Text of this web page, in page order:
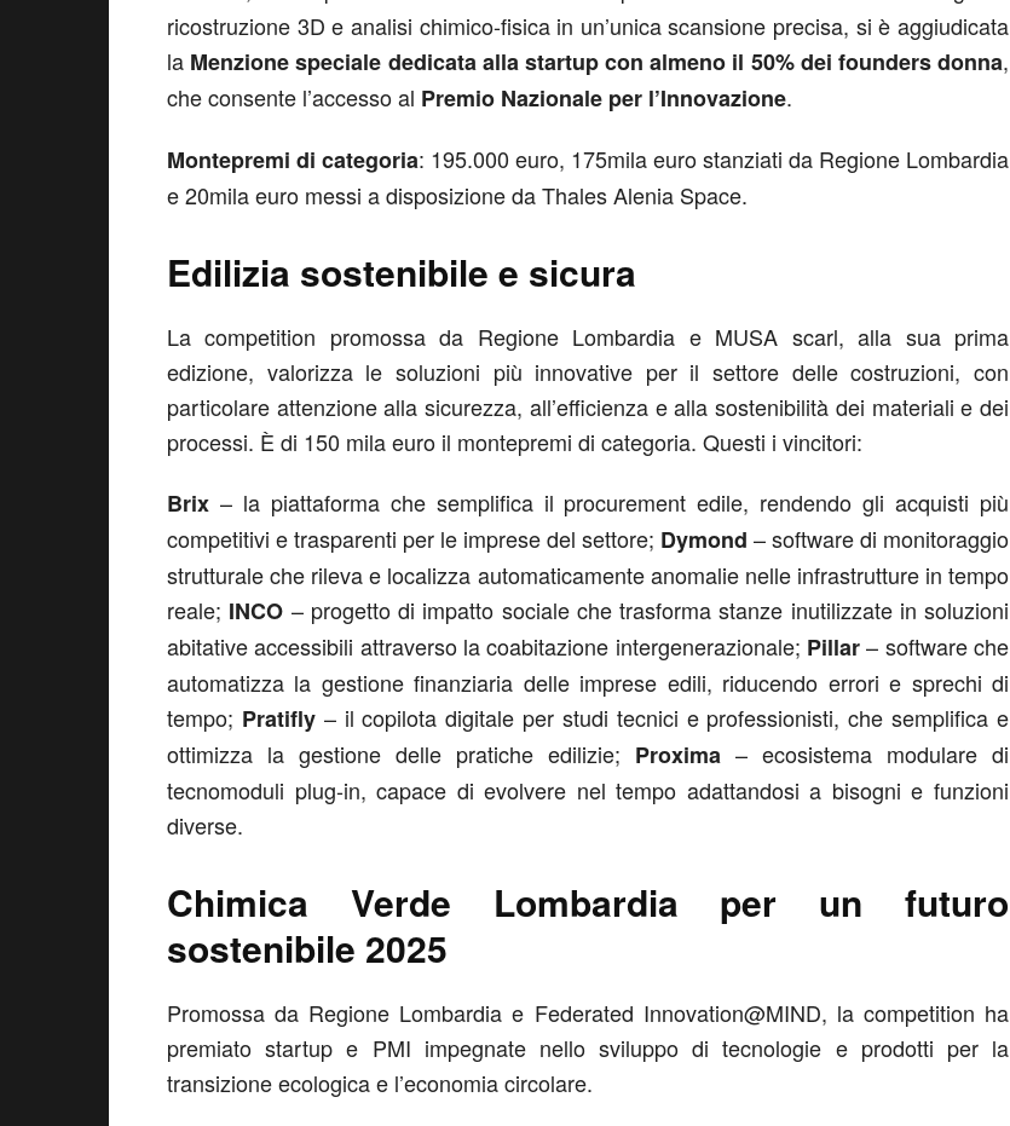
ricostruzione 3D e analisi chimico-fisica in un’unica scansione precisa, si è aggiudicata
la Menzione speciale dedicata alla startup con almeno il 50% dei founders donna,
che consente l’accesso al Premio Nazionale per l’Innovazione.
Montepremi di categoria: 195.000 euro, 175mila euro stanziati da Regione Lombardia
e 20mila euro messi a disposizione da Thales Alenia Space.
Edilizia sostenibile e sicura
La competition promossa da Regione Lombardia e MUSA scarl, alla sua prima
edizione, valorizza le soluzioni più innovative per il settore delle costruzioni, con
particolare attenzione alla sicurezza, all’efficienza e alla sostenibilità dei materiali e dei
processi. È di 150 mila euro il montepremi di categoria. Questi i vincitori:
Brix – la piattaforma che semplifica il procurement edile, rendendo gli acquisti più
competitivi e trasparenti per le imprese del settore; Dymond – software di monitoraggio
strutturale che rileva e localizza automaticamente anomalie nelle infrastrutture in tempo
reale; INCO – progetto di impatto sociale che trasforma stanze inutilizzate in soluzioni
abitative accessibili attraverso la coabitazione intergenerazionale; Pillar– software che
automatizza la gestione finanziaria delle imprese edili, riducendo errori e sprechi di
tempo; Pratifly– il copilota digitale per studi tecnici e professionisti, che semplifica e
ottimizza la gestione delle pratiche edilizie; Proxima – ecosistema modulare di
tecnomoduli plug-in, capace di evolvere nel tempo adattandosi a bisogni e funzioni
diverse.
Chimica Verde Lombardia per un futuro
sostenibile 2025
Promossa da Regione Lombardia e Federated Innovation@MIND, la competition ha
premiato startup e PMI impegnate nello sviluppo di tecnologie e prodotti per la
transizione ecologica e l’economia circolare.